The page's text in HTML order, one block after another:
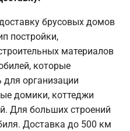
брусовых домов
постройки,
материалов
которые
для организации
домики, коттеджи
Для больших строений
Доставка до 500 км